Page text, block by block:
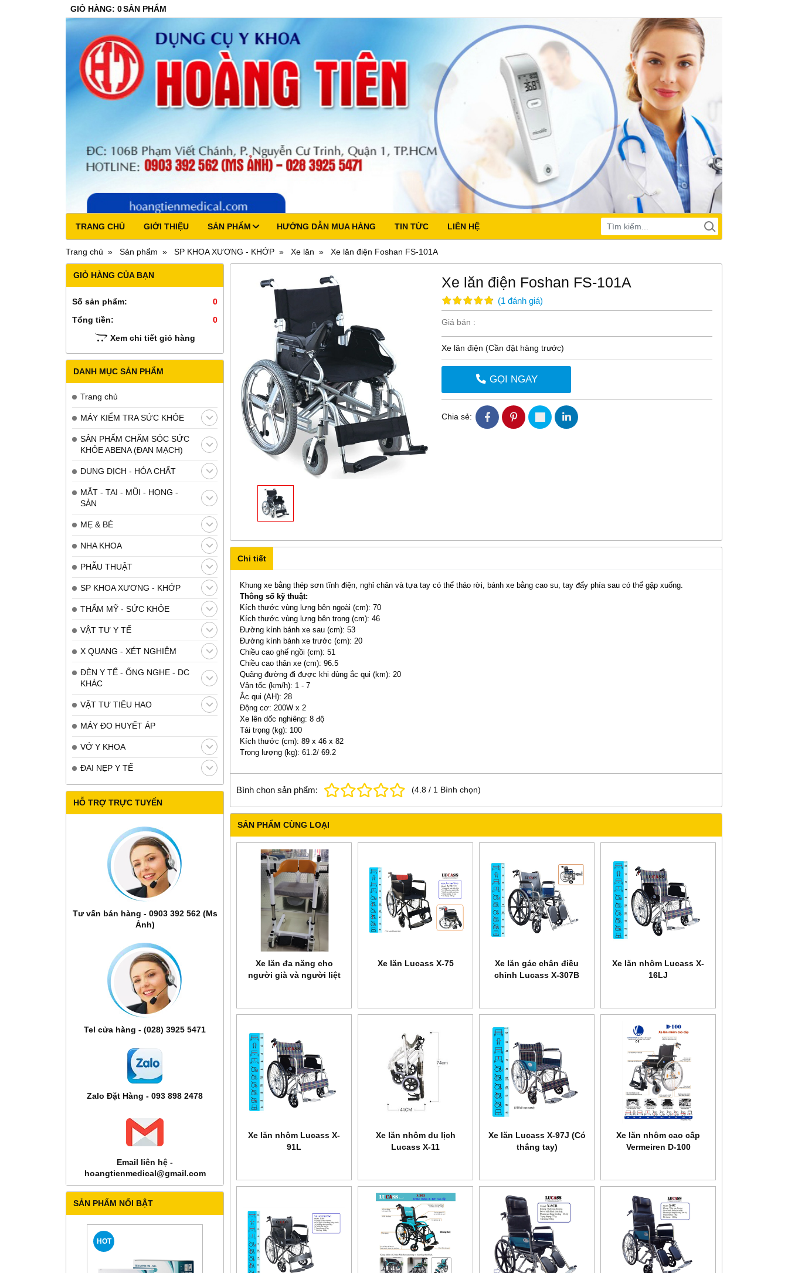
GIỎ HÀNG: 0SẢN PHẨM
TRANG CHỦ GIỚI THIỆU SẢN PHẨM HƯỚNG DẪN MUA HÀNG TIN TỨC LIÊN HỆ
Trang chủ Sản phẩm SP KHOA XƯƠNG - KHỚP Xe lăn Xe lăn điện Foshan FS-101A
GIỎ HÀNG CỦA BẠN
Số sản phẩm:
0
Tổng tiền:
0
Xem chi tiết giỏ hàng
DANH MỤC SẢN PHẨM
Trang chủ
MÁY KIỂM TRA SỨC KHỎE
SẢN PHẨM CHĂM SÓC SỨC
KHỎE ABENA (ĐAN MẠCH)
DUNG DỊCH - HÓA CHẤT
MẮT - TAI - MŨI - HỌNG -
SẢN
MẸ & BÉ
NHA KHOA
PHẪU THUẬT
SP KHOA XƯƠNG - KHỚP
THẨM MỸ - SỨC KHỎE
VẬT TƯ Y TẾ
X QUANG - XÉT NGHIỆM
ĐÈN Y TẾ - ỐNG NGHE - DC
KHÁC
VẬT TƯ TIÊU HAO
MÁY ĐO HUYẾT ÁP
VỚ Y KHOA
ĐAI NẸP Y TẾ
HỖ TRỢ TRỰC TUYẾN
Tư vấn bán hàng - 0903 392 562 (Ms
Ảnh)
Tel cửa hàng - (028) 3925 5471
Zalo Đặt Hàng - 093 898 2478
Email liên hệ -
hoangtienmedical@gmail.com
SẢN PHẨM NỔI BẬT
HOT NEW
Xe lăn điện Foshan FS-101A
(1đánh giá)
Giá bán :
Xe lăn điện (Cần đặt hàng trước)
GỌI NGAY
Chia sẻ:
Chi tiết
Khung xe bằng thép sơn tĩnh điện, nghỉ chân và tựa tay có thể tháo rời, bánh xe bằng cao su, tay đẩy phía sau có thể gập xuống.
Thông số kỹ thuật:
Kích thước vùng lưng bên ngoài (cm): 70
Kích thước vùng lưng bên trong (cm): 46
Đường kính bánh xe sau (cm): 53
Đường kính bánh xe trước (cm): 20
Chiều cao ghế ngồi (cm): 51
Chiều cao thân xe (cm): 96.5
Quãng đường đi được khi dùng ắc qui (km): 20
Vận tốc (km/h): 1 - 7
Ắc qui (AH): 28
Động cơ: 200W x 2
Xe lên dốc nghiêng: 8 độ
Tải trọng (kg): 100
Kích thước (cm): 89 x 46 x 82
Trọng lượng (kg): 61.2/ 69.2
Bình chọn sản phẩm: (4.8 / 1 Bình chọn)
SẢN PHẨM CÙNG LOẠI
Xe lăn đa năng cho
người già và người liệt
Xe lăn Lucass X-75
Xe lăn gác chân điều
chỉnh Lucass X-307B
Xe lăn nhôm Lucass X-
16LJ
Xe lăn nhôm Lucass X-
91L
Xe lăn nhôm du lịch
Lucass X-11
Xe lăn Lucass X-97J (Có
thắng tay)
Xe lăn nhôm cao cấp
Vermeiren D-100